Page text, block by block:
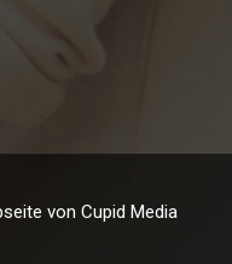
von Cupid Media